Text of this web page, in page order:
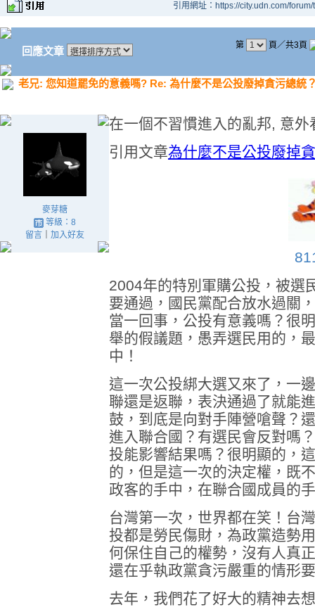
引用網址：https://city.udn.com/
回應文章 第 頁／共3頁
老兄: 您知道罷免的意義嗎? Re: 為什麼不是公投廢掉貪污總統
麥芽糖
等級：8
留言｜ 加入好友
在一個不習慣進入的亂邦, 意
引用文章為什麼不是公投廢掉
2004年的特別軍購公投，被選
要通過，國民黨配合放水過關
當一回事，公投有意義嗎？很
舉的假議題，愚弄選民用的，
中！
這一次公投綁大選又來了，一
聯還是返聯，表決通過了就能
鼓，到底是向對手陣營嗆聲？
進入聯合國？有選民會反對嗎
投能影響結果嗎？很明顯的，
的，但是這一次的決定權，既
政客的手中，在聯合國成員的
台灣第一次，世界都在笑！台
投都是勞民傷財，為政黨造勢
何保住自己的權勢，沒有人真
還在乎執政黨貪污嚴重的情形
去年，我們花了好大的精神去